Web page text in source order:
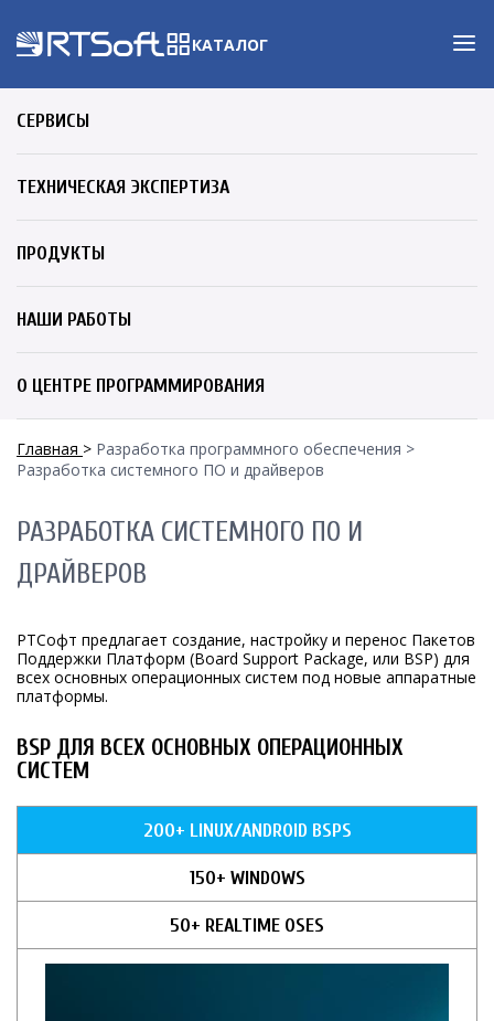
КАТАЛОГ
CЕРВИСЫ
ТЕХНИЧЕСКАЯ ЭКСПЕРТИЗА
ПРОДУКТЫ
НАШИ РАБОТЫ
О ЦЕНТРЕ ПРОГРАММИРОВАНИЯ
Главная
Разработка программного обеспечения
Разработка системного ПО и драйверов
РАЗРАБОТКА СИСТЕМНОГО ПО И
ДРАЙВЕРОВ
РТСофт предлагает создание, настройку и перенос Пакетов
Поддержки Платформ (Board Support Package, или BSP) для
всех основных операционных систем под новые аппаратные
платформы.
BSP ДЛЯ ВСЕХ ОСНОВНЫХ ОПЕРАЦИОННЫХ
СИСТЕМ
200+ LINUX/ANDROID BSPS
150+ WINDOWS
50+ REALTIME OSES